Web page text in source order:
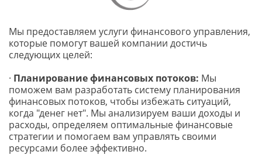
Мы предоставляем услуги финансового управления,
которые помогут вашей компании достичь
следующих целей:
· Планирование финансовых потоков: Мы
поможем вам разработать систему планирования
финансовых потоков, чтобы избежать ситуаций,
когда "денег нет". Мы анализируем ваши доходы и
расходы, определяем оптимальные финансовые
стратегии и помогаем вам управлять своими
ресурсами более эффективно.